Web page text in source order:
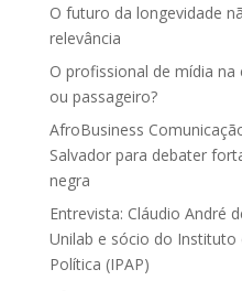
O futuro da longevidade
relevância
O profissional de mídia
ou passageiro?
AfroBusiness
Salvador para debater
negra
Entrevista: Cláudio André
Unilab e sócio do Instituto
Política (IPAP)